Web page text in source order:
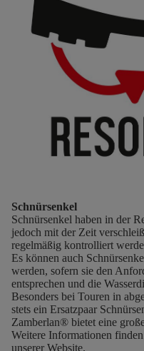
Schnürsenkel
Schnürsenkel haben in der
jedoch mit der Zeit
regelmäßig kontrolliert
Es können auch
werden, sofern sie den
entsprechen und die
Besonders bei Touren in
stets ein Ersatzpaar
Zamberlan® bietet eine
Weitere Informationen
unserer Website.